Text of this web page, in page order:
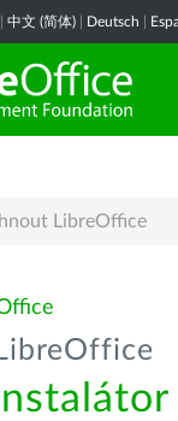
中文 (简体) Deutsch
LibreOffice